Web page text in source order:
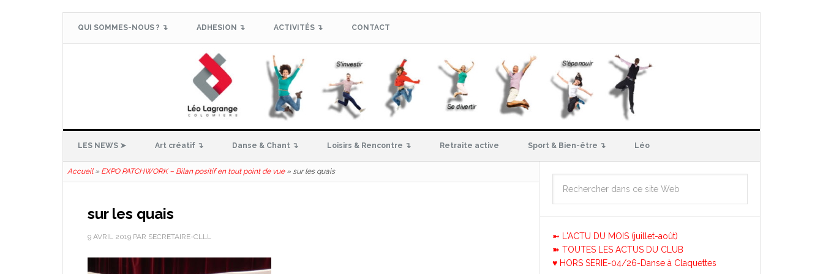
QUI SOMMES-NOUS ? ↴ ADHESION ↴ ACTIVITÉS ↴ CONTACT
LES NEWS ➤ Art créatif ↴ Danse & Chant ↴ Loisirs & Rencontre ↴ Retraite active Sport & Bien-être ↴ Léo
Accueil» EXPO PATCHWORK – Bilan positif en tout point de vue» sur les quais
sur les quais
9 AVRIL 2019 PAR SECRETAIRE-CLLL
➼ L'ACTU DU MOIS (juillet-août)
➽ TOUTES LES ACTUS DU CLUB
♥ HORS SERIE-04/26-Danse à Claquettes